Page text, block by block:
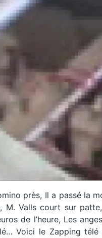
près, Il a passé la
M. Valls court sur
de l’heure, Les
Voici le Zapping